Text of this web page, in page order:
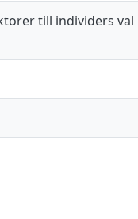
till individers val